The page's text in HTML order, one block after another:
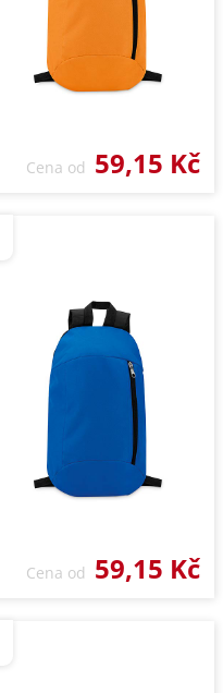
Cena od 59,15 Kč
Cena od 59,15 Kč